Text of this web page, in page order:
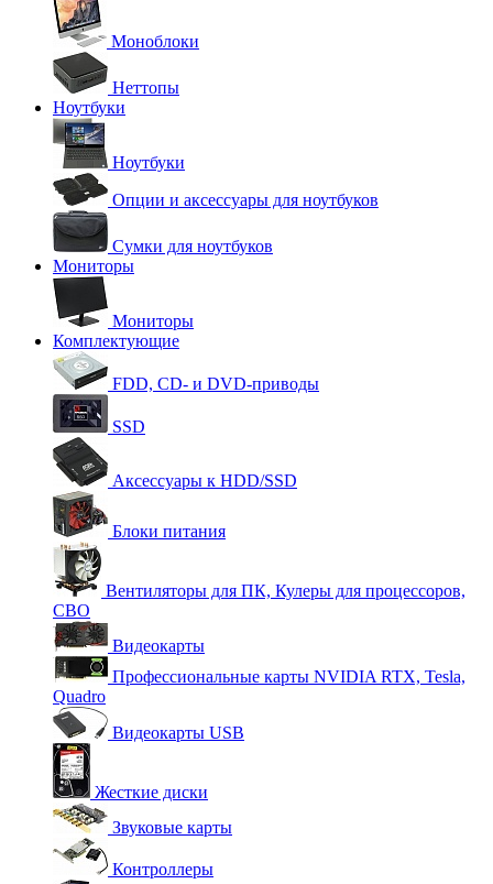
Моноблоки
Неттопы
Ноутбуки
Ноутбуки
Опции и аксессуары для ноутбуков
Сумки для ноутбуков
Мониторы
Мониторы
Комплектующие
FDD, CD- и DVD-приводы
SSD
Аксессуары к HDD/SSD
Блоки питания
Вентиляторы для ПК, Кулеры для процессоров,
СВО
Видеокарты
Профессиональные карты NVIDIA RTX, Tesla,
Quadro
Видеокарты USB
Жесткие диски
Звуковые карты
Контроллеры